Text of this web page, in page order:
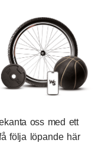
oss med ett
följa löpande här